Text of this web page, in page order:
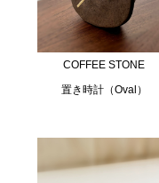
COFFEE STONE
置き時計（Oval）